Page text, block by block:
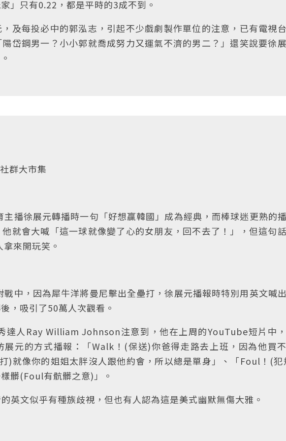
」只有0.22，都是平時的3成不到。
及每投必中的郭泓志，引起不少戲劇製作單位的注意，已有電視
岱鋼男一？小小郭就喬成努力又運氣不濟的男二？」還笑說要徐
群大市集
播徐展元轉播時一句「好想贏韓國」成為經典，而棒球迷更熟的
就會大喊「這一球就像變了心的女朋友，回不去了！」，但這句
來開玩笑。
中，因為犀牛洋將曼尼擊出全壘打，徐展元播報時特別用英文喊
，吸引了50萬人次觀看。
達人Ray William Johnson注意到，他在上周的YouTube短片中
展元的方式播報：「Walk！(保送)你爸得走路去上班，因為他買
)就像你的姐姐太胖沒人跟他約會，所以總是單身」、「Foul！(犯
髒(Foul有骯髒之意)」。
英文似乎有種族歧視，但也有人認為這是美式幽默無傷大雅。